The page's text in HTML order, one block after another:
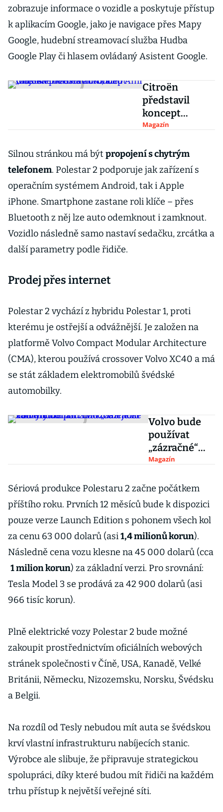
zobrazuje informace o vozidle a poskytuje přístup
k aplikacím Google, jako je navigace přes Mapy
Google, hudební streamovací služba Hudba
Google Play či hlasem ovládaný Asistent Google.
Citroën
představil
koncept
městského
Ami One.
Neříká mu
auto, ale
„objekt“
Magazín
Silnou stránkou má být propojení s chytrým
telefonem. Polestar 2 podporuje jak zařízení s
operačním systémem Android, tak i Apple
iPhone. Smartphone zastane roli klíče – přes
Bluetooth z něj lze auto odemknout i zamknout.
Vozidlo následně samo nastaví sedačku, zrcátka a
další parametry podle řidiče.
Prodej přes internet
Polestar 2 vychází z hybridu Polestar 1, proti
kterému je ostřejší a odvážnější. Je založen na
platformě Volvo Compact Modular Architecture
(CMA), kterou používá crossover Volvo XC40 a má
se stát základem elektromobilů švédské
automobilky.
Volvo bude
používat
„zázračné“
lidary
Chodce a jeho
záměry
odhalí i na
vzdálenost
250 metrů
Magazín
Sériová produkce Polestaru 2 začne počátkem
příštího roku. Prvních 12 měsíců bude k dispozici
pouze verze Launch Edition s pohonem všech kol
za cenu 63 000 dolarů (asi1,4 milionů korun).
Následně cena vozu klesne na 45 000 dolarů (cca
1 milion korun) za základní verzi. Pro srovnání:
Tesla Model 3 se prodává za 42 900 dolarů (asi
966 tisíc korun).
Plně elektrické vozy Polestar 2 bude možné
zakoupit prostřednictvím oficiálních webových
stránek společnosti v Číně, USA, Kanadě, Velké
Británii, Německu, Nizozemsku, Norsku, Švédsku
a Belgii.
Na rozdíl od Tesly nebudou mít auta se švédskou
krví vlastní infrastrukturu nabíjecích stanic.
Výrobce ale slibuje, že připravuje strategickou
spolupráci, díky které budou mít řidiči na každém
trhu přístup k největší veřejné síti.